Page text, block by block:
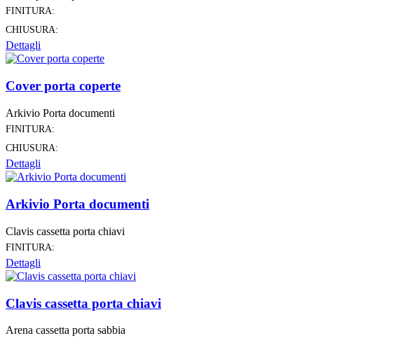
FINITURA:
CHIUSURA:
Dettagli
Cover porta coperte
Arkivio Porta documenti
FINITURA:
CHIUSURA:
Dettagli
Arkivio Porta documenti
Clavis cassetta porta chiavi
FINITURA:
Dettagli
Clavis cassetta porta chiavi
Arena cassetta porta sabbia